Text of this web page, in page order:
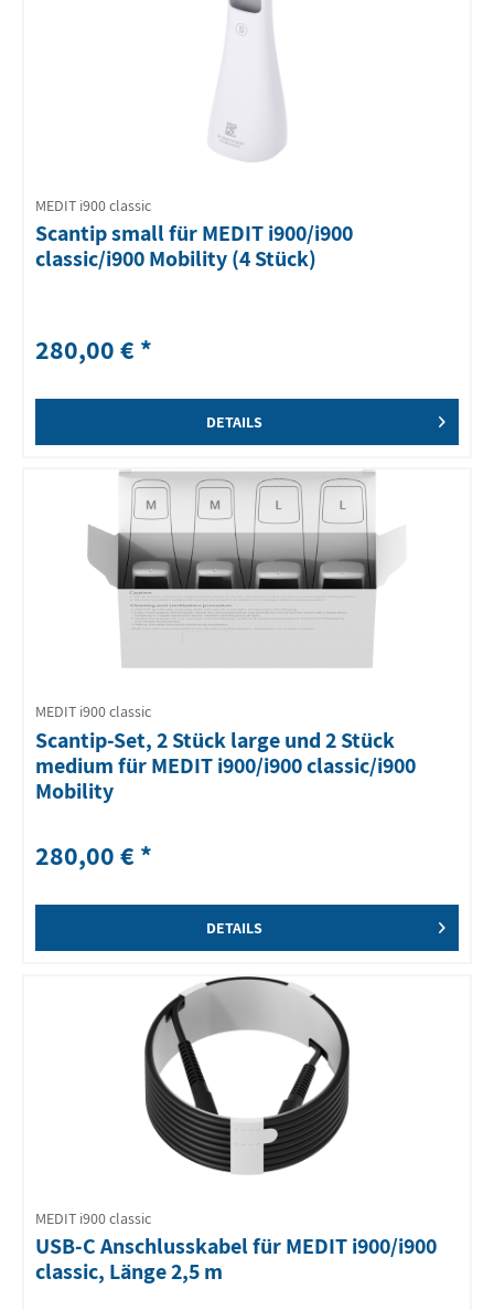
MEDIT i900 classic
Scantip small für MEDIT i900/i900
classic/i900 Mobility (4 Stück)
280,00 € *
DETAILS
MEDIT i900 classic
Scantip-Set, 2 Stück large und 2 Stück
medium für MEDIT i900/i900 classic/i900
Mobility
280,00 € *
DETAILS
MEDIT i900 classic
USB-C Anschlusskabel für MEDIT i900/i900
classic, Länge 2,5 m